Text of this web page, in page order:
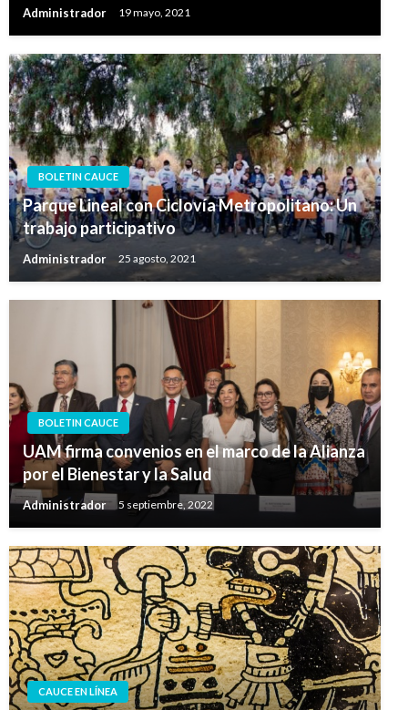
Administrador 19 mayo, 2021
BOLETIN CAUCE
Parque Lineal con Ciclovía Metropolitano: Un
trabajo participativo
Administrador 25 agosto, 2021
BOLETIN CAUCE
UAM firma convenios en el marco de la Alianza
por el Bienestar y la Salud
Administrador 5 septiembre, 2022
CAUCE EN LÍNEA